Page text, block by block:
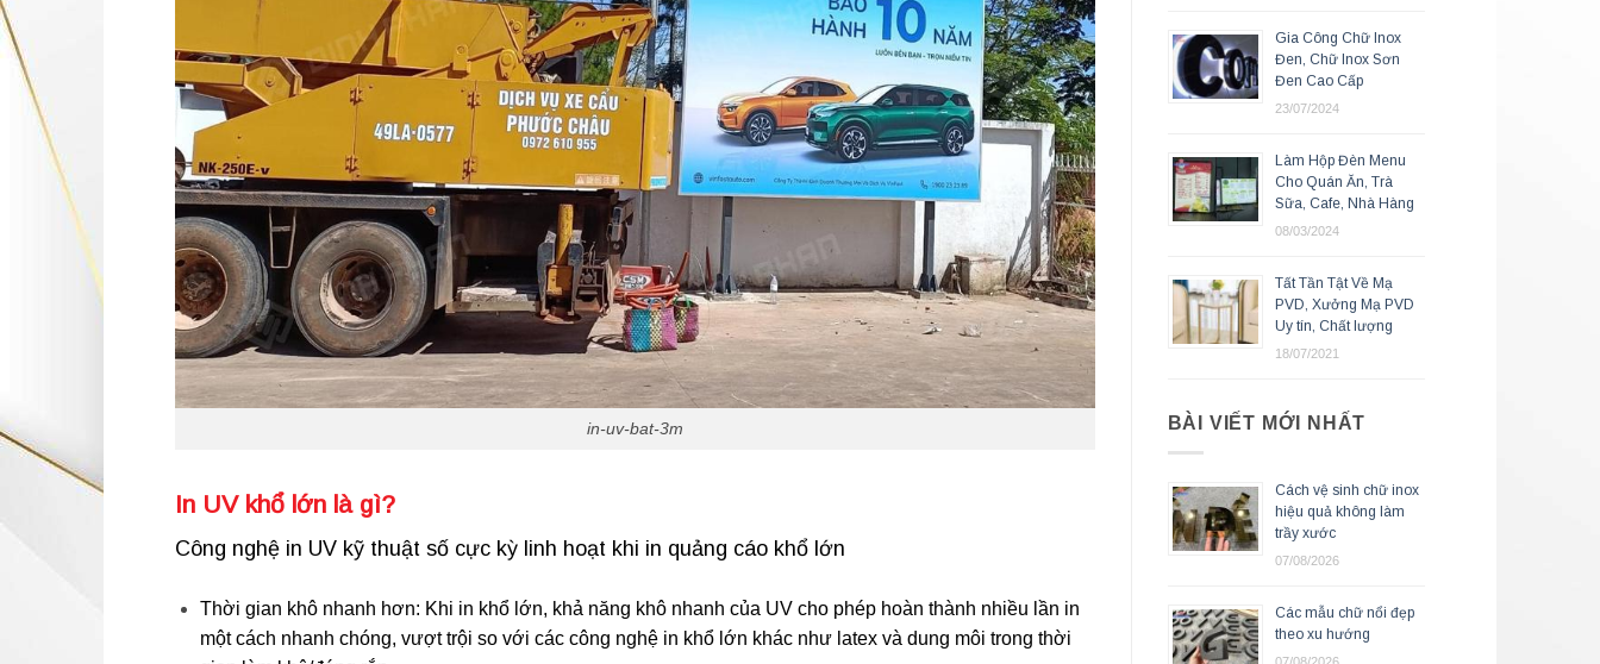
in-uv-bat-3m
In UV khổ lớn là gì?
Công nghệ in UV kỹ thuật số cực kỳ linh hoạt khi in quảng cáo khổ lớn
Thời gian khô nhanh hơn: Khi in khổ lớn, khả năng khô nhanh của UV cho phép hoàn thành nhiều lần in
một cách nhanh chóng, vượt trội so với các công nghệ in khổ lớn khác như latex và dung môi trong thời
Gia Công Chữ Inox
Đen, Chữ Inox Sơn
Đen Cao Cấp
23/07/2024
Làm Hộp Đèn Menu
Cho Quán Ăn, Trà
Sữa, Cafe, Nhà Hàng
08/03/2024
Tất Tần Tật Về Mạ
PVD, Xưởng Mạ PVD
Uy tín, Chất lượng
18/07/2021
BÀI VIẾT MỚI NHẤT
Cách vệ sinh chữ inox
hiệu quả không làm
trầy xước
07/08/2026
Các mẫu chữ nổi đẹp
theo xu hướng